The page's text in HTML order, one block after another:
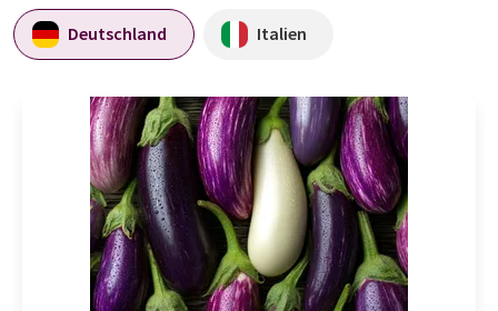
Deutschland Italien